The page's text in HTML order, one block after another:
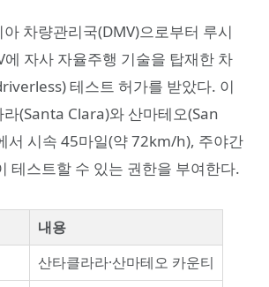
차량관리국(DMV)으로부터 루시
에 자사 자율주행 기술을 탑재한 차
테스트 허가를 받았다. 이
(Santa Clara)와 산마테오(San
서 시속 45마일(약 72km/h), 주야간
테스트할 수 있는 권한을 부여한다.
내용
산타클라라·산마테오 카운티